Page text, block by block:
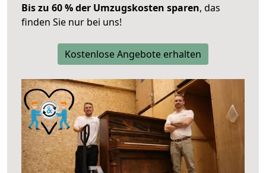
Bis zu 60 % der Umzugskosten sparen, das
finden Sie nur bei uns!
Kostenlose Angebote erhalten